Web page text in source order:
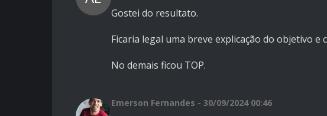
Gostei do resultato.
Ficaria legal uma breve explicação do objetivo
No demais ficou TOP.
Emerson Fernandes - 30/09/2024 00:46